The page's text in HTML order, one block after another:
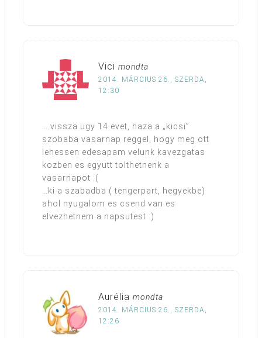
Vici mondta
2014. MÁRCIUS 26., SZERDA,
12:30
….vissza ugy 14 evet, haza a „kicsi”
szobaba vasarnap reggel, hogy meg ott
lehessen edesapam velunk kavezgatas
kozben es egyutt tolthetnenk a
vasarnapot :(
…ki a szabadba ( tengerpart, hegyekbe)
ahol nyugalom es csend van es
elvezhetnem a napsutest :)
Aurélia mondta
2014. MÁRCIUS 26., SZERDA,
12:26